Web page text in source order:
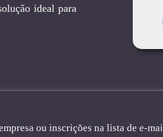
ideal para
ou inscrições na lista de e-